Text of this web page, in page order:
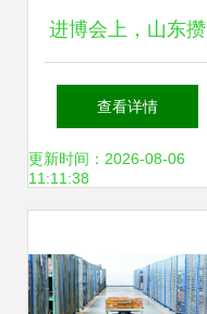
进博会上，山东攒
下的不只是订单 物
料搬运装备制造的
查看详情
更新时间：2026-08-06
11:11:38